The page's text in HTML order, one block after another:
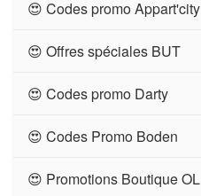
😍 Codes promo Appart'city
😍 Offres spéciales BUT
😍 Codes promo Darty
😍 Codes Promo Boden
😍 Promotions Boutique OL